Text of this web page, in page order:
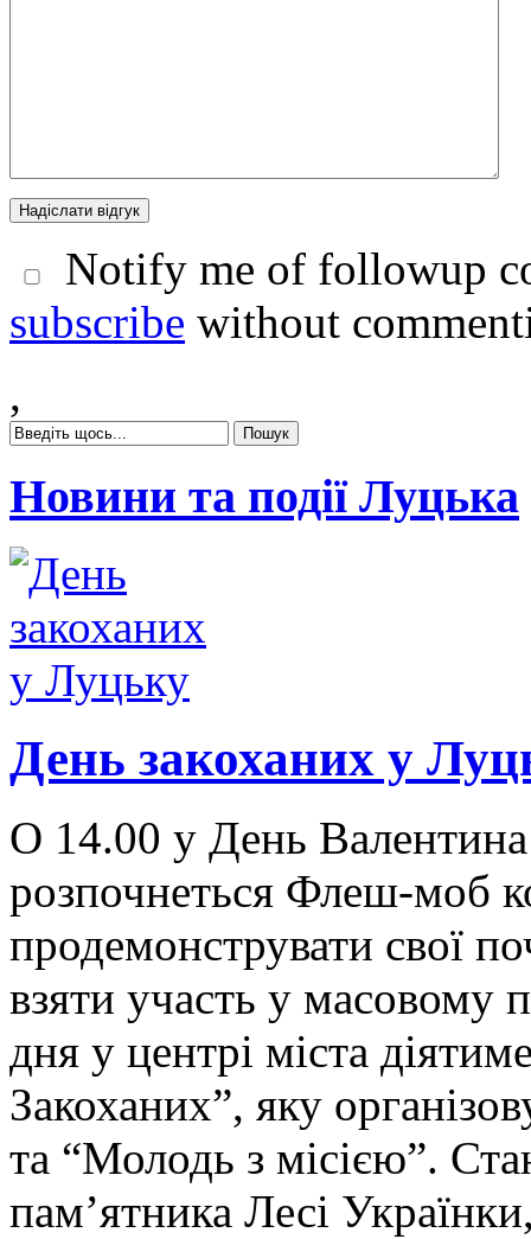
Notify me of followup
subscribe without
,
Новини та події Луцька
День закоханих у
О 14.00 у День
розпочнеться Флеш-моб
продемонструвати свої
взяти участь у масовому
дня у центрі міста
Закоханих”, яку
та “Молодь з місією”.
пам’ятника Лесі